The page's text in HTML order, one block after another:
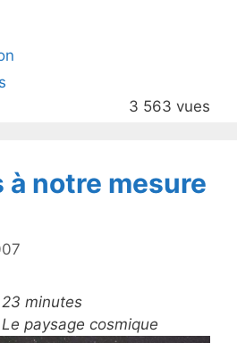
3 563 vues
à notre mesure
23 minutes
Le paysage cosmique